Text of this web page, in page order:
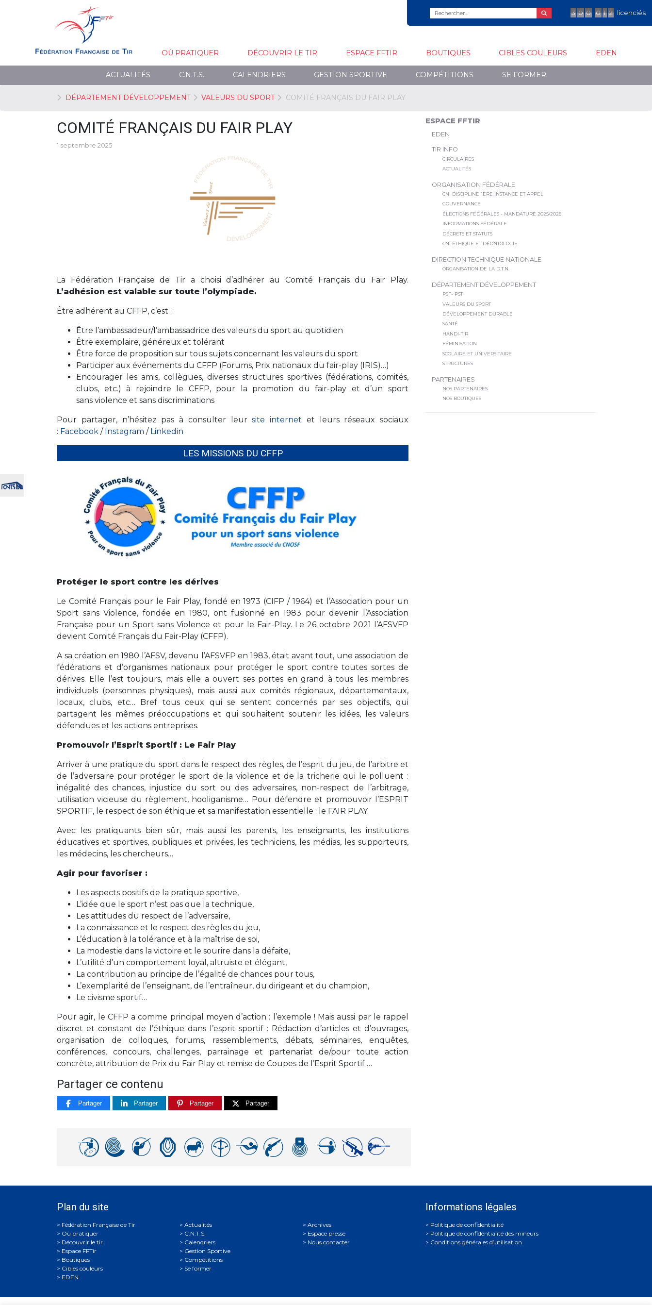
3 0 0 0 1 2 licenciés
OÙ PRATIQUER DÉCOUVRIR LE TIR ESPACE FFTIR BOUTIQUES CIBLES COULEURS EDEN
ACTUALITÉS C.N.T.S. CALENDRIERS GESTION SPORTIVE COMPÉTITIONS SE FORMER
DÉPARTEMENT DÉVELOPPEMENT VALEURS DU SPORT COMITÉ FRANÇAIS DU FAIR PLAY
COMITÉ FRANÇAIS DU FAIR PLAY
1 septembre 2025
La Fédération Française de Tir a choisi d’adhérer au Comité Français du Fair Play.
L’adhésion est valable sur toute l’olympiade.
Être adhérent au CFFP, c’est :
Être l’ambassadeur/l’ambassadrice des valeurs du sport au quotidien
Être exemplaire, généreux et tolérant
Être force de proposition sur tous sujets concernant les valeurs du sport
Participer aux événements du CFFP (Forums, Prix nationaux du fair-play (IRIS)…)
Encourager les amis, collègues, diverses structures sportives (fédérations, comités,
clubs, etc.) à rejoindre le CFFP, pour la promotion du fair-play et d’un sport
sans violence et sans discriminations
Pour partager, n’hésitez pas à consulter leursite internet et leurs réseaux sociaux
: Facebook / Instagram / Linkedin
LES MISSIONS DU CFFP
Protéger le sport contre les dérives
Le Comité Français pour le Fair Play, fondé en 1973 (CIFP / 1964) et l’Association pour un
Sport sans Violence, fondée en 1980, ont fusionné en 1983 pour devenir l’Association
Française pour un Sport sans Violence et pour le Fair-Play. Le 26 octobre 2021 l’AFSVFP
devient Comité Français du Fair-Play (CFFP).
A sa création en 1980 l’AFSV, devenu l’AFSVFP en 1983, était avant tout, une association de
fédérations et d’organismes nationaux pour protéger le sport contre toutes sortes de
dérives. Elle l’est toujours, mais elle a ouvert ses portes en grand à tous les membres
individuels (personnes physiques), mais aussi aux comités régionaux, départementaux,
locaux, clubs, etc… Bref tous ceux qui se sentent concernés par ses objectifs, qui
partagent les mêmes préoccupations et qui souhaitent soutenir les idées, les valeurs
défendues et les actions entreprises.
Promouvoir l’Esprit Sportif : Le Fair Play
Arriver à une pratique du sport dans le respect des règles, de l’esprit du jeu, de l’arbitre et
de l’adversaire pour protéger le sport de la violence et de la tricherie qui le polluent :
inégalité des chances, injustice du sort ou des adversaires, non-respect de l’arbitrage,
utilisation vicieuse du règlement, hooliganisme… Pour défendre et promouvoir l’ESPRIT
SPORTIF, le respect de son éthique et sa manifestation essentielle : le FAIR PLAY.
Avec les pratiquants bien sûr, mais aussi les parents, les enseignants, les institutions
éducatives et sportives, publiques et privées, les techniciens, les médias, les supporteurs,
les médecins, les chercheurs…
Agir pour favoriser :
Les aspects positifs de la pratique sportive,
L’idée que le sport n’est pas que la technique,
Les attitudes du respect de l’adversaire,
La connaissance et le respect des règles du jeu,
L’éducation à la tolérance et à la maîtrise de soi,
La modestie dans la victoire et le sourire dans la défaite,
L’utilité d’un comportement loyal, altruiste et élégant,
La contribution au principe de l’égalité de chances pour tous,
L’exemplarité de l’enseignant, de l’entraîneur, du dirigeant et du champion,
Le civisme sportif…
Pour agir, le CFFP a comme principal moyen d’action : l’exemple ! Mais aussi par le rappel
discret et constant de l’éthique dans l’esprit sportif : Rédaction d’articles et d’ouvrages,
organisation de colloques, forums, rassemblements, débats, séminaires, enquêtes,
conférences, concours, challenges, parrainage et partenariat de/pour toute action
concrète, attribution de Prix du Fair Play et remise de Coupes de l’Esprit Sportif …
Partager ce contenu
Partager Partager Partager Partager
ESPACE FFTIR
EDEN
TIR INFO
CIRCULAIRES
ACTUALITÉS
ORGANISATION FÉDÉRALE
CNI DISCIPLINE 1ÈRE INSTANCE ET APPEL
GOUVERNANCE
ÉLECTIONS FÉDÉRALES - MANDATURE 2025/2028
INFORMATIONS FÉDÉRALE
DÉCRETS ET STATUTS
CNI ÉTHIQUE ET DÉONTOLOGIE
DIRECTION TECHNIQUE NATIONALE
ORGANISATION DE LA D.T.N.
DÉPARTEMENT DÉVELOPPEMENT
PSF- PST
VALEURS DU SPORT
DÉVELOPPEMENT DURABLE
SANTÉ
HANDI-TIR
FÉMINISATION
SCOLAIRE ET UNIVERSITAIRE
STRUCTURES
PARTENAIRES
NOS PARTENAIRES
NOS BOUTIQUES
Plan du site
Où pratiquer
Découvrir le tir
Espace FFTir
Boutiques
Cibles couleurs
EDEN
Actualités
C.N.T.S.
Calendriers
Gestion Sportive
Compétitions
Se former
Archives
Espace presse
Nous contacter
Informations légales
Politique de confidentialité
Politique de confidentialité des mineurs
Conditions générales d’utilisation